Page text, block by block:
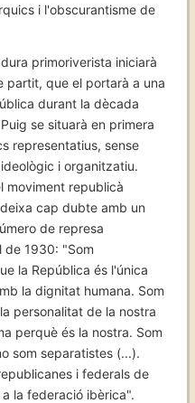
i l'obscurantisme de
primoriverista iniciarà
partit, que el portarà a una
durant la dècada
se situarà en primera
representatius, sense
i organitzatiu.
moviment republicà
cap dubte amb un
de represa
de 1930: "Som
la República és l'única
la dignitat humana. Som
personalitat de la nostra
perquè és la nostra. Som
som separatistes (...).
i federals de
la federació ibèrica".